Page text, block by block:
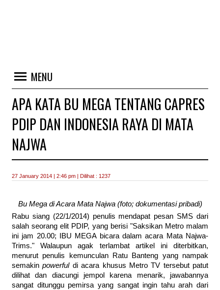
MENU
APA KATA BU MEGA TENTANG CAPRES
PDIP DAN INDONESIA RAYA DI MATA
NAJWA
27 January 2014 | 2:46 pm | Dilihat : 1237
Bu Mega di Acara Mata Najwa (foto; dokumentasi pribadi)
Rabu siang (22/1/2014) penulis mendapat pesan SMS dari
salah seorang elit PDIP, yang berisi "Saksikan Metro malam
ini jam 20.00; IBU MEGA bicara dalam acara Mata Najwa-
Trims." Walaupun agak terlambat artikel ini diterbitkan,
menurut penulis kemunculan Ratu Banteng yang nampak
semakinpowerful di acara khusus Metro TV tersebut patut
dilihat dan diacungi jempol karena menarik, jawabannya
sangat ditunggu pemirsa yang sangat ingin tahu arah dari